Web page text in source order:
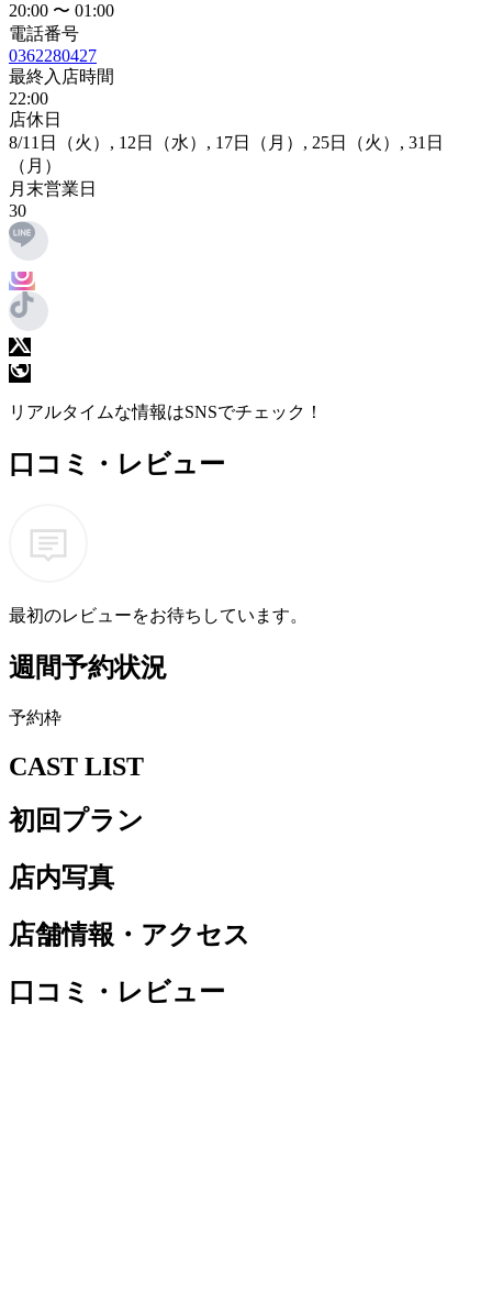
20:00 〜 01:00
電話番号
0362280427
最終入店時間
22:00
店休日
8/11日 （火）, 12日 （水）, 17日 （月）, 25日 （火）, 31日
（月）
月末営業日
30
リアルタイムな情報はSNSでチェック！
口コミ・レビュー
最初のレビューをお待ちしています。
週間予約状況
予約枠
CAST LIST
初回プラン
店内写真
店舗情報・アクセス
口コミ・レビュー